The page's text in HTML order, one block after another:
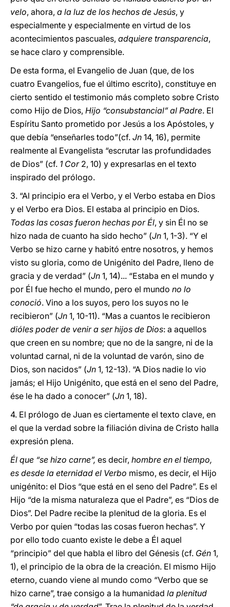
velo, ahora, a la luz de los hechos de Jesús, y
especialmente y especialmente en virtud de los
acontecimientos pascuales, adquiere transparencia,
se hace claro y comprensible.
De esta forma, el Evangelio de Juan (que, de los
cuatro Evangelios, fue el último escrito), constituye en
cierto sentido el testimonio más completo sobre Cristo
como Hijo de Dios, Hijo “consubstancial” al Padre. El
Espíritu Santo prometido por Jesús a los Apóstoles, y
que debía “enseñarles todo”(cf. Jn 14, 16), permite
realmente al Evangelista “escrutar las profundidades
de Dios” (cf. 1 Cor2, 10) y expresarlas en el texto
inspirado del prólogo.
3. “Al principio era el Verbo, y el Verbo estaba en Dios
y el Verbo era Dios. El estaba al principio en Dios.
Todas las cosas fueron hechas por Él, y sin Él no se
hizo nada de cuanto ha sido hecho” (Jn 1, 1-3). “Y el
Verbo se hizo carne y habitó entre nosotros, y hemos
visto su gloria, como de Unigénito del Padre, lleno de
gracia y de verdad” (Jn 1, 14)... “Estaba en el mundo y
por Él fue hecho el mundo, pero el mundo no lo
conoció. Vino a los suyos, pero los suyos no le
recibieron” (Jn 1, 10-11). “Mas a cuantos le recibieron
dióles poder de venir a ser hijos de Dios: a aquellos
que creen en su nombre; que no de la sangre, ni de la
voluntad carnal, ni de la voluntad de varón, sino de
Dios, son nacidos” (Jn 1, 12-13). “A Dios nadie lo vio
jamás; el Hijo Unigénito, que está en el seno del Padre,
ése le ha dado a conocer” (Jn 1, 18).
4. El prólogo de Juan es ciertamente el texto clave, en
el que la verdad sobre la filiación divina de Cristo halla
expresión plena.
Él que “se hizo carne”, es decir, hombre en el tiempo,
es desde la eternidad el Verbo mismo, es decir, el Hijo
unigénito: el Dios “que está en el seno del Padre”. Es el
Hijo “de la misma naturaleza que el Padre”, es “Dios de
Dios”. Del Padre recibe la plenitud de la gloria. Es el
Verbo por quien “todas las cosas fueron hechas”. Y
por ello todo cuanto existe le debe a Él aquel
“principio” del que habla el libro del Génesis (cf. Gén 1,
1), el principio de la obra de la creación. El mismo Hijo
eterno, cuando viene al mundo como “Verbo que se
hizo carne”, trae consigo a la humanidad la plenitud